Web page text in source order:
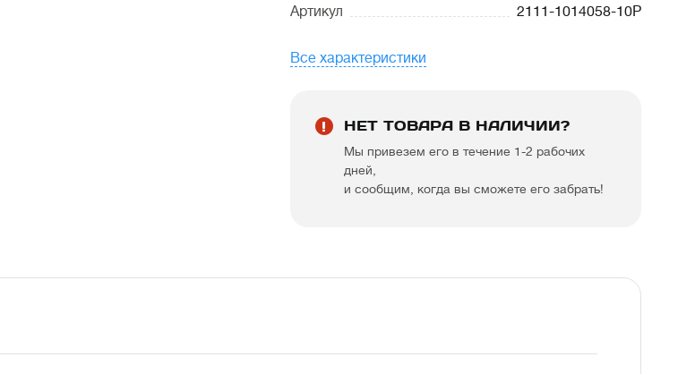
Артикул 2111-1014058-10P
Все характеристики
НЕТ ТОВАРА В НАЛИЧИИ?
Мы привезем его в течение 1-2 рабочих
дней,
и сообщим, когда вы сможете его забрать!